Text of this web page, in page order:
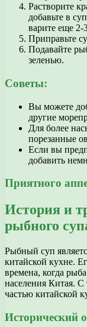
Растворите
добавьте в
варите еще 2-
Приправьте
Подавайте
зеленью.
Советы:
Вы можете
другие
Для более
порезанные
Если вы
добавить
Приятного
История и
рыбного
Рыбный суп
китайской кухне.
времена, когда
населения Китая.
частью китайской
Исторический